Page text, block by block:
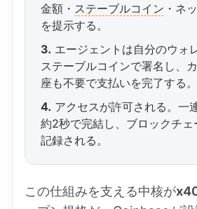
金額・ ステーブルコイン ・ネ
を提示する。
3. エージェントは自分のウォ
ステーブルコインで署名し、
座も不要で支払いを完了する。
4. アクセスが許可される。一
約2秒で完結し、ブロックチェ
記録される。
この仕組みを支える中核が